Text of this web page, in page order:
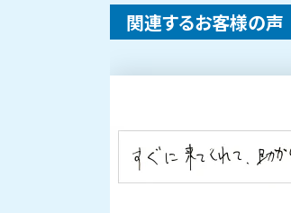
関連するお客様の声